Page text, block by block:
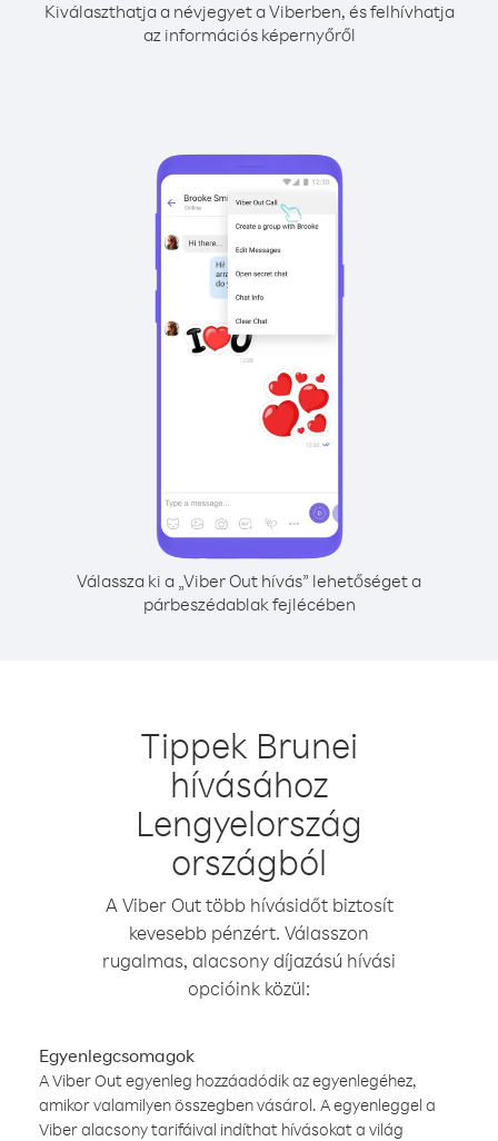
Kiválaszthatja a névjegyet a Viberben, és felhívhatja
az információs képernyőről
Válassza ki a „Viber Out hívás” lehetőséget a
párbeszédablak fejlécében
Tippek Brunei
hívásához
Lengyelország
országból
A Viber Out több hívásidőt biztosít
kevesebb pénzért. Válasszon
rugalmas, alacsony díjazású hívási
opcióink közül:
Egyenlegcsomagok
A Viber Out egyenleg hozzáadódik az egyenlegéhez,
amikor valamilyen összegben vásárol. A egyenleggel a
Viber alacsony tarifáival indíthat hívásokat a világ